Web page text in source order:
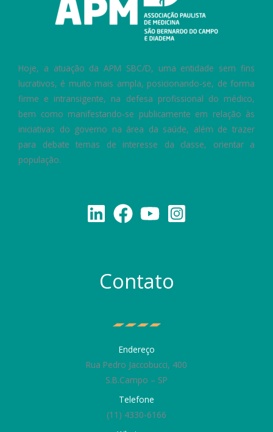
Hoje, a atuação da APM SBC/D, uma entidade sem fins
lucrativos, é muito mais ampla, posicionando-se, de forma
firme e intransigente, na defesa profissional do médico,
bem como manifestando-se publicamente em relação às
iniciativas do governo na área da saúde, além de trazer
para debate temas de interesse da classe, orientar a
população.
Contato
Endereço
Rua Pedro Jaccobucci, 400
S.B.Campo – SP
Telefone
(11) 4330-6166